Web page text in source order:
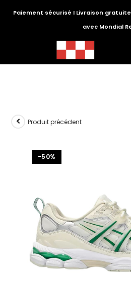
Paiement sécurisé I Livraison
avec Mondial
-50%
Produit précédent